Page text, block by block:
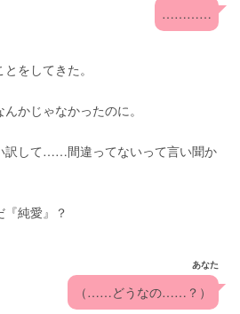
…………
をしてきた。
かじゃなかったのに。
訳して……間違ってないって言い聞か
純愛』？
あなた
（……どうなの……？）